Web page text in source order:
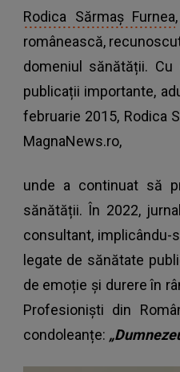
Rodica Sărmaș Furnea
românească,
domeniul sănătății.
publicații importante,
februarie 2015, Rodica
MagnaNews.ro,
unde a continuat să
sănătății. În 2022,
consultant, implicându-
legate de sănătate
de emoție și durere în
Profesioniști din
condoleanțe: